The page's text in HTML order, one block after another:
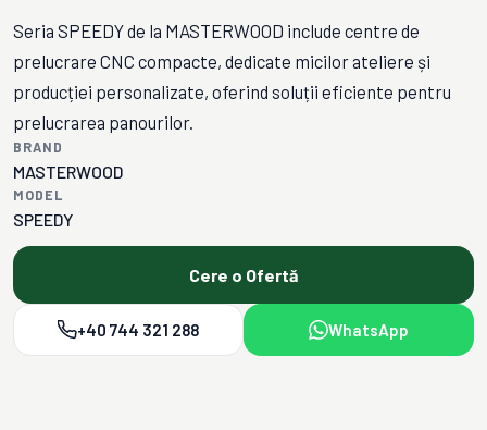
Seria SPEEDY de la MASTERWOOD include centre de
prelucrare CNC compacte, dedicate micilor ateliere și
producției personalizate, oferind soluții eficiente pentru
prelucrarea panourilor.
BRAND
MASTERWOOD
MODEL
SPEEDY
Cere o Ofertă
+40 744 321 288 WhatsApp